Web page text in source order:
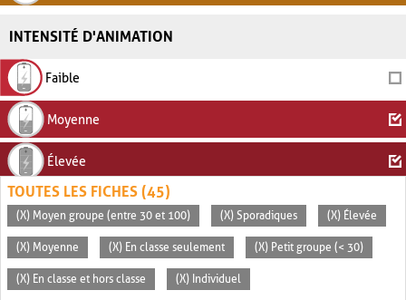
INTENSITÉ D'ANIMATION
Faible
Moyenne
Élevée
TOUTES LES FICHES (45)
(X) Moyen groupe (entre 30 et 100) (X) Sporadiques (X) Élevée
(X) Moyenne (X) En classe seulement (X) Petit groupe (< 30)
(X) En classe et hors classe (X) Individuel